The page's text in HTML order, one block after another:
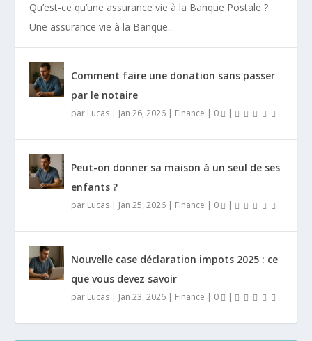
Qu’est-ce qu’une assurance vie à la Banque Postale ?
Une assurance vie à la Banque...
Comment faire une donation sans passer
par le notaire
par Lucas | Jan 26, 2026 | Finance | 0 |
Peut-on donner sa maison à un seul de ses
enfants ?
par Lucas | Jan 25, 2026 | Finance | 0 |
Nouvelle case déclaration impots 2025 : ce
que vous devez savoir
par Lucas | Jan 23, 2026 | Finance | 0 |